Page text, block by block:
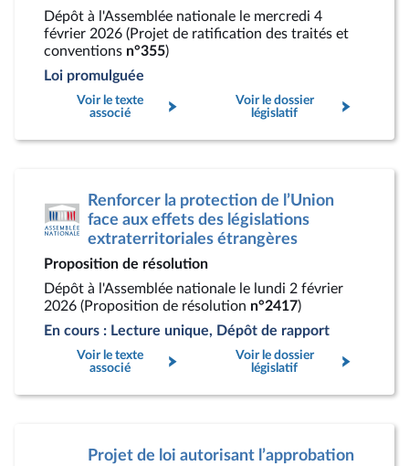
Dépôt à l'Assemblée nationale le mercredi 4
février 2026 (Projet de ratification des traités et
conventions n°355)
Loi promulguée
Voir le texte
associé
Voir le dossier
législatif
Renforcer la protection de l’Union
face aux effets des législations
extraterritoriales étrangères
Proposition de résolution
Dépôt à l'Assemblée nationale le lundi 2 février
2026 (Proposition de résolution n°2417)
En cours : Lecture unique, Dépôt de rapport
Voir le texte
associé
Voir le dossier
législatif
Projet de loi autorisant l’approbation